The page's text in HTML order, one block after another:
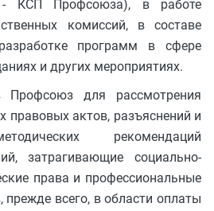
- КСП Профсоюза), в работе
комиссий, в составе
программ в сфере
и других мероприятиях.
Профсоюз для рассмотрения
правовых актов, разъяснений и
рекомендаций
затрагивающие социально-
права и профессиональные
прежде всего, в области оплаты